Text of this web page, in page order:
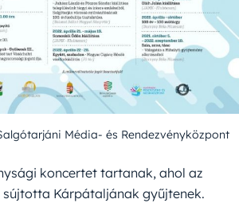
Média- és Rendezvényközpont
koncertet tartanak, ahol az
Kárpátaljának gyűjtenek.